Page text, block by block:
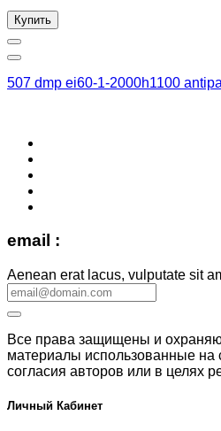
Купить
507 dmp ei60-1-2000h1100
email :
Aenean erat lacus, vulputate sit
Все права защищены и
материалы использованные
согласия авторов или в целях
Личный Кабинет